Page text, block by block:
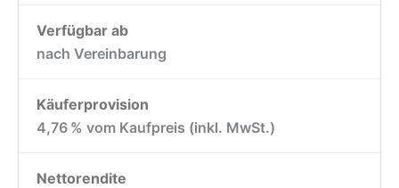
Verfügbar ab
nach Vereinbarung
Käufer­provision
4,76 % vom Kaufpreis (inkl. MwSt.)
Nettorendite